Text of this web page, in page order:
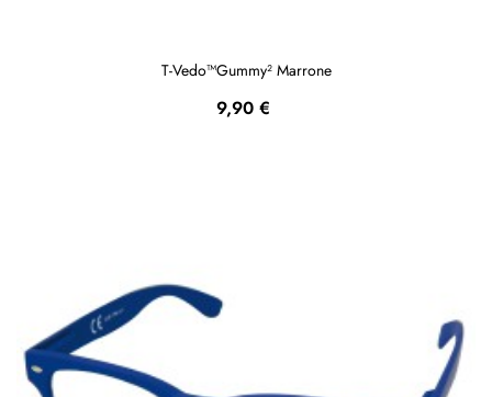
T-Vedo™Gummy² Marrone
Prezzo
9,90 €